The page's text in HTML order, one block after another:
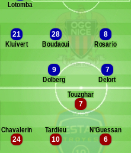
Banc des remplaçants
Thuram-Ulien
Brahimi
Daniliuc
Stengs
Lemina
Banc des remplaçants
N'jo
Ugbo
Lotomba
21
Kluivert
28
Boudaoui
8
Rosario
9
Dolberg
7
Delort
6
N'Guessan
10
Tardieu
24
Chavalerin
7
Touzghar